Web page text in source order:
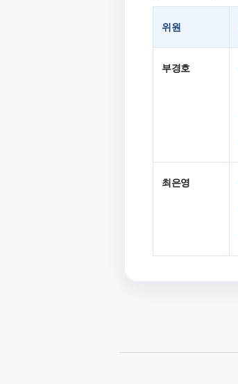
위원
부경호
최은영